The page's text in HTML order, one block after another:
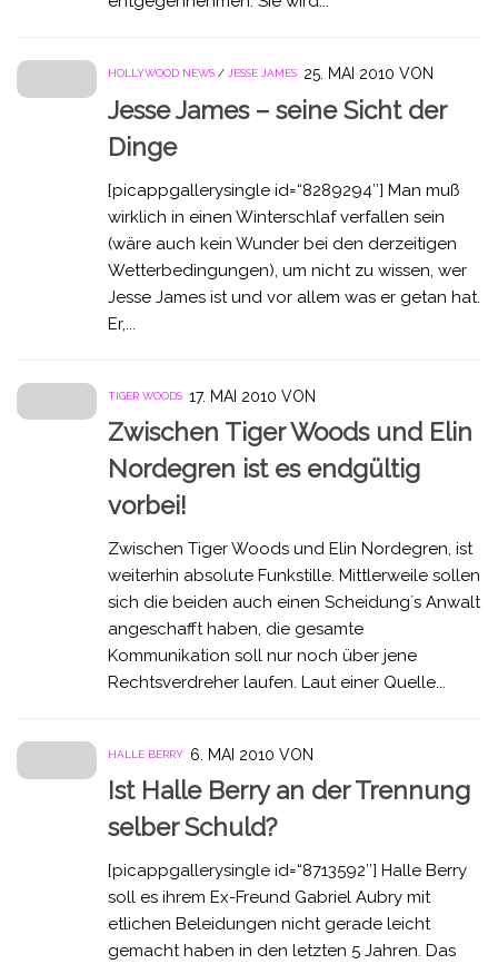
HOLLYWOOD NEWS / JESSE JAMES 25. MAI 2010 VON
Jesse James – seine Sicht der
Dinge
[picappgallerysingle id=“8289294″] Man muß
wirklich in einen Winterschlaf verfallen sein
(wäre auch kein Wunder bei den derzeitigen
Wetterbedingungen), um nicht zu wissen, wer
Jesse James ist und vor allem was er getan hat.
Er,...
TIGER WOODS 17. MAI 2010 VON
Zwischen Tiger Woods und Elin
Nordegren ist es endgültig
vorbei!
Zwischen Tiger Woods und Elin Nordegren, ist
weiterhin absolute Funkstille. Mittlerweile sollen
sich die beiden auch einen Scheidung´s Anwalt
angeschafft haben, die gesamte
Kommunikation soll nur noch über jene
Rechtsverdreher laufen. Laut einer Quelle...
HALLE BERRY 6. MAI 2010 VON
Ist Halle Berry an der Trennung
selber Schuld?
[picappgallerysingle id=“8713592″] Halle Berry
soll es ihrem Ex-Freund Gabriel Aubry mit
etlichen Beleidungen nicht gerade leicht
gemacht haben in den letzten 5 Jahren. Das